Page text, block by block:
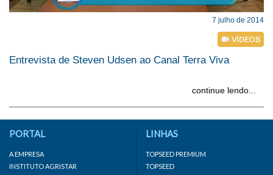
7 julho de 2014
Entrevista de Steven Udsen ao Canal Terra Viva
continue lendo...
PORTAL
A EMPRESA
INSTITUTO AGRISTAR
LINHAS
TOPSEED PREMIUM
TOPSEED